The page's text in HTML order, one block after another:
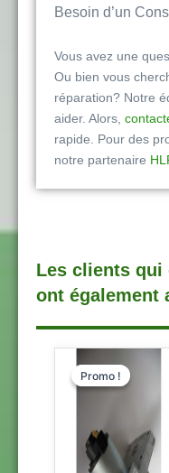
Besoin d’un
Vous avez une
Ou bien vous
réparation? Notre
aider. Alors,
rapide. Pour des
notre partenaire
Les clients qui
ont également
Promo !
Promo !
LE
PRIX
INITIAL
ÉTAIT :
250,00